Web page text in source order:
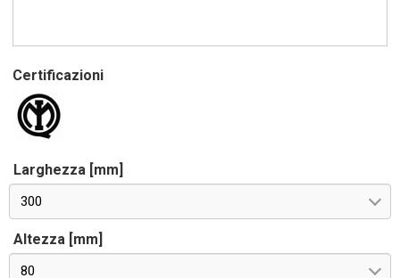
Certificazioni
Larghezza [mm]
300
Altezza [mm]
80